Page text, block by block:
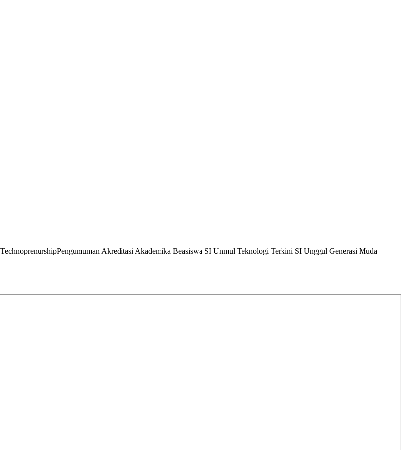
TechnoprenurshipPengumuman Akreditasi Akademika Beasiswa SI Unmul Teknologi Terkini SI Unggul Generasi Muda